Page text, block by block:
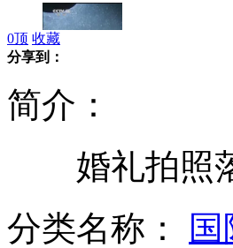
西班牙点杀葡萄牙闯进欧洲杯
0顶 收藏
分享到：
简介：
婚礼拍照落
分类名称：